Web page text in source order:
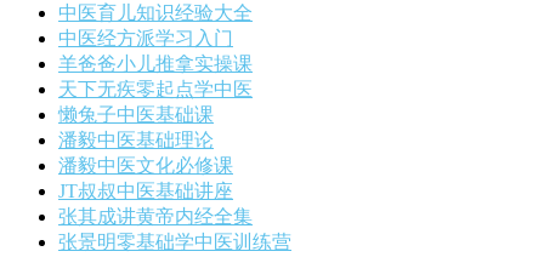
中医育儿知识经验大全
中医经方派学习入门
羊爸爸小儿推拿实操课
天下无疾零起点学中医
懒兔子中医基础课
潘毅中医基础理论
潘毅中医文化必修课
JT叔叔中医基础讲座
张其成讲黄帝内经全集
张景明零基础学中医训练营